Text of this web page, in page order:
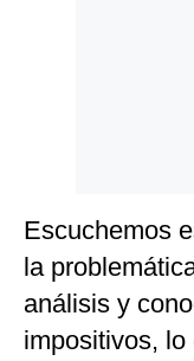
Escuchemos
la
análisis y
impositivos,